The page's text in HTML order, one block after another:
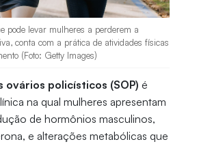
pode levar mulheres a perderem a
conta com a prática de atividades físicas
(Foto: Getty Images)
ovários policísticos (SOP) é
na qual mulheres apresentam
de hormônios masculinos,
e alterações metabólicas que